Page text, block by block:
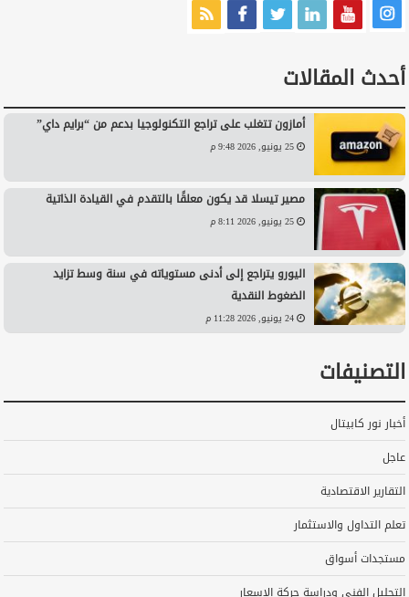
أحدث المقالات
أمازون تتغلب على تراجع التكنولوجيا بدعم من “برايم داي”
25 يونيو, 2026 9:48 م
مصير تيسلا قد يكون معلقًا بالتقدم في القيادة الذاتية
25 يونيو, 2026 8:11 م
اليورو يتراجع إلى أدنى مستوياته في سنة وسط تزايد
الضغوط النقدية
24 يونيو, 2026 11:28 م
التصنيفات
أخبار نور كابيتال
عاجل
التقارير الاقتصادية
تعلم التداول والاستثمار
مستجدات أسواق
التحليل الفني ودراسة حركة الاسعار